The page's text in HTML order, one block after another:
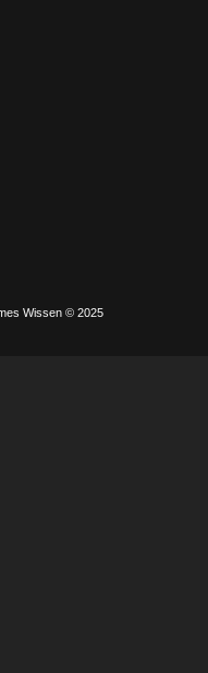
Wissen © 2025